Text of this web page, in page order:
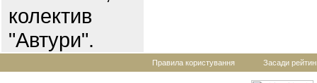
колектив
"Автури".
Правила користування Засади